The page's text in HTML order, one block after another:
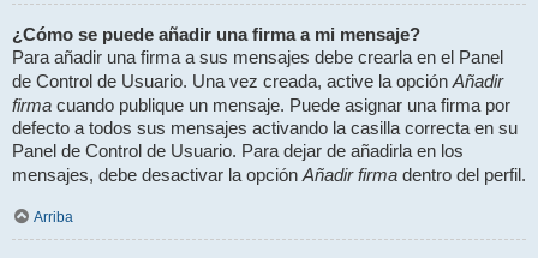
¿Cómo se puede añadir una firma a mi mensaje?
Para añadir una firma a sus mensajes debe crearla en el Panel
de Control de Usuario. Una vez creada, active la opción Añadir
firma cuando publique un mensaje. Puede asignar una firma por
defecto a todos sus mensajes activando la casilla correcta en su
Panel de Control de Usuario. Para dejar de añadirla en los
mensajes, debe desactivar la opción Añadir firma dentro del perfil.
Arriba